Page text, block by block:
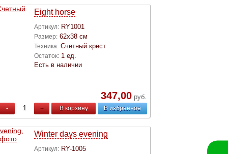
Eight horse
Артикул: RY1001
Размер: 62х38 см
Техника: Счетный крест
Остаток: 1 ед.
Есть в наличии
347,00 руб.
- + В корзину В избранное
Winter days evening
Артикул: RY-1005